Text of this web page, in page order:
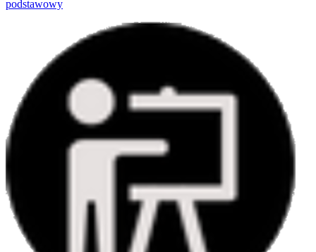
podstawowy